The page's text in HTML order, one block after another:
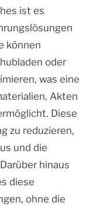
ist es
können
oder
was eine
Akten
Diese
zu reduzieren,
und die
hinaus
diese
ohne die